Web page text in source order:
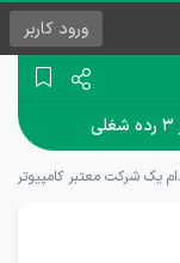
ورود کاربر
یک شرکت معتبر کامپیوتری در ۳ رده